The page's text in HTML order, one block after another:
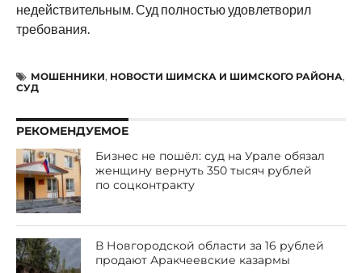
недействительным. Суд полностью удовлетворил
требования.
МОШЕННИКИ, НОВОСТИ ШИМСКА И ШИМСКОГО РАЙОНА,
СУД
РЕКОМЕНДУЕМОЕ
Бизнес не пошёл: суд на Урале обязал
женщину вернуть 350 тысяч рублей
по соцконтракту
В Новгородской области за 16 рублей
продают Аракчеевские казармы